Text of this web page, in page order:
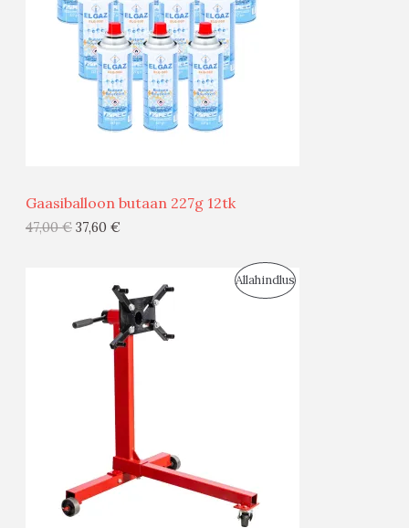
S
Gaasiballoon butaan 227g 12tk
47,00€ 37,60 €
AllahindlusS